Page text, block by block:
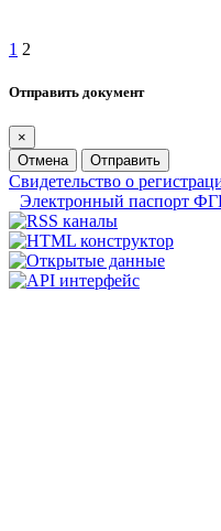
1 2
Отправить документ
×
Отмена
Отправить
Свидетельство о
Электронный паспорт